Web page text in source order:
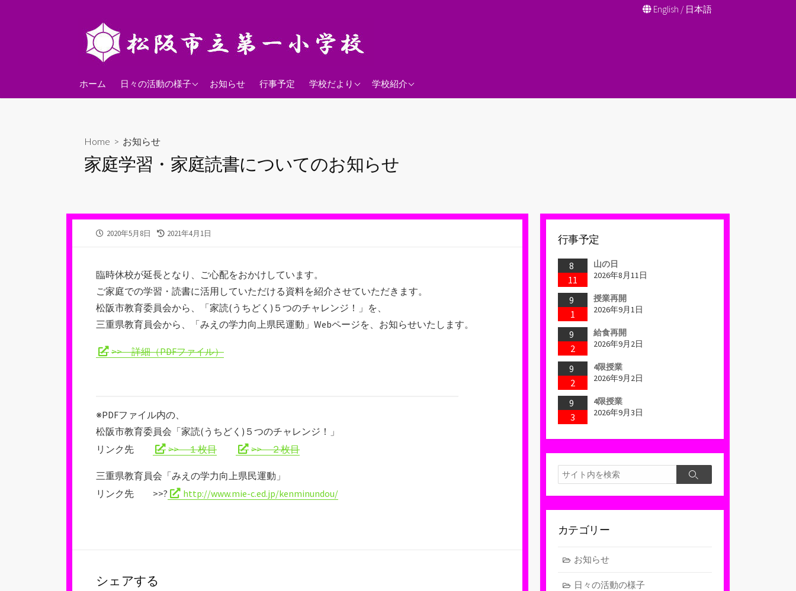
ス
English / 日本語
ホーム 日々の活動の様子
2026年度
お知らせ 行事予定 学校だより
2026年度 学校紹介
学校経営方針
児童数
Home > お知らせ
家庭学習・家庭読書についてのお知らせ
公
2020年5月8日
最
日
2021年4月1日
臨時休校が延長となり、ご心配をおかけしています。
ご家庭での学習・読書に活用していただける資料を紹介させていただきます。
松阪市教育委員会から、「家読(うちどく)５つのチャレンジ！」を、
三重県教育員会から、「みえの学力向上県民運動」Webページを、お知らせいたします。
>> 詳細（PDFファイル）
※PDFファイル内の、
松阪市教育委員会「家読(うちどく)５つのチャレンジ！」
リンク先
>> １枚目 >> ２枚目
三重県教育員会「みえの学力向上県民運動」
リンク先 >>?
http://www.mie-c.ed.jp/kenminundou/
シェアする
行事予定
8
11
山の日
2026年8月11日
9
1
授業再開
2026年9月1日
9
2
給食再開
2026年9月2日
9
2
4限授業
2026年9月2日
9
3
4限授業
2026年9月3日
検
索
検
カテゴリー
お知らせ
日々の活動の様子